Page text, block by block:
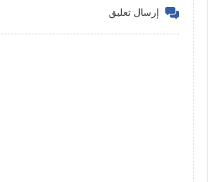
إرسال تعليق